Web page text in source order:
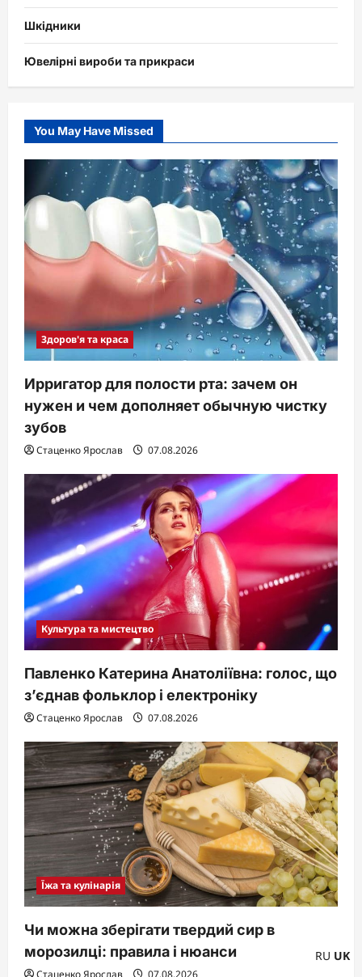
Шкідники
Ювелірні вироби та прикраси
You May Have Missed
Здоров'я та краса
Ирригатор для полости рта: зачем он
нужен и чем дополняет обычную чистку
зубов
Стаценко Ярослав 07.08.2026
Культура та мистецтво
Павленко Катерина Анатоліївна: голос, що
з’єднав фольклор і електроніку
Стаценко Ярослав 07.08.2026
Їжа та кулінарія
Чи можна зберігати твердий сир в
морозилці: правила і нюанси
Стаценко Ярослав 07.08.2026
RU UK